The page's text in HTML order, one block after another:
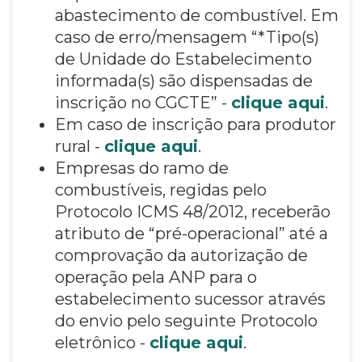
abastecimento de combustível. Em
caso de erro/mensagem “*Tipo(s)
de Unidade do Estabelecimento
informada(s) são dispensadas de
inscrição no CGCTE” - clique aqui.
Em caso de inscrição para produtor
rural - clique aqui.
Empresas do ramo de
combustíveis, regidas pelo
Protocolo ICMS 48/2012, receberão
atributo de “pré-operacional” até a
comprovação da autorização de
operação pela ANP para o
estabelecimento sucessor através
do envio pelo seguinte Protocolo
eletrônico - clique aqui.